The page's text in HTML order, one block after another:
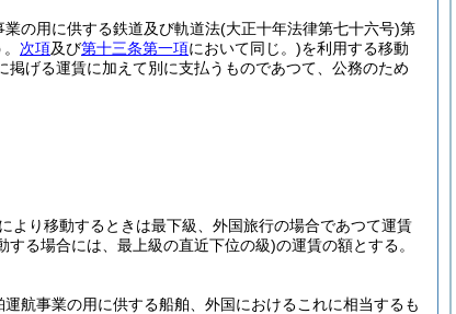
の用に供する鉄道及び軌道法(大正十年法律第七十六号)第
次項及び第十三条第一項において同じ。)を利用する移動
掲げる運賃に加えて別に支払うものであつて、公務のため
より移動するときは最下級、外国旅行の場合であつて運賃
する場合には、最上級の直近下位の級)の運賃の額とする。
航事業の用に供する船舶、外国におけるこれに相当するも